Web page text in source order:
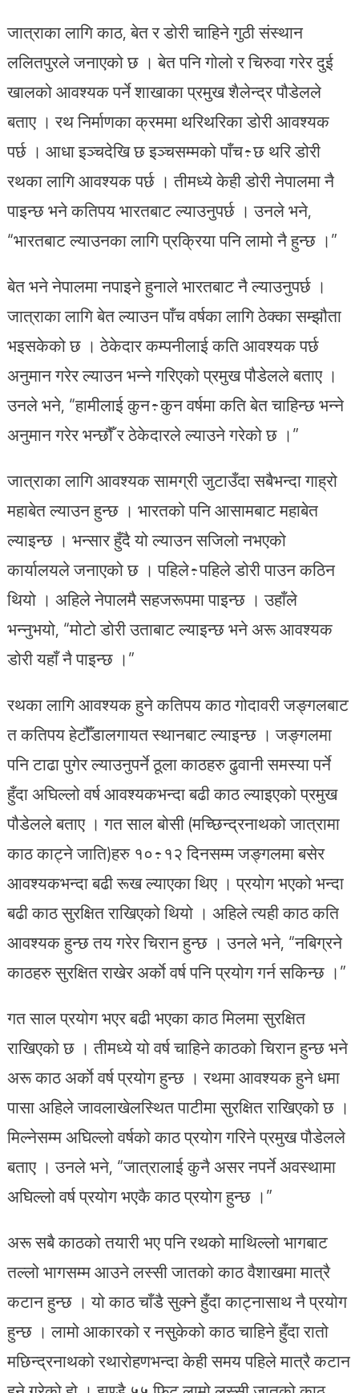
जात्राका लागि काठ, बेत र डोरी चाहिने गुठी संस्थान
ललितपुरले जनाएको छ । बेत पनि गोलो र चिरुवा गरेर दुई
खालको आवश्यक पर्ने शाखाका प्रमुख शैलेन्द्र पौडेलले
बताए । रथ निर्माणका क्रममा थरिथरिका डोरी आवश्यक
पर्छ । आधा इञ्चदेखि छ इञ्चसम्मको पाँच÷छ थरि डोरी
रथका लागि आवश्यक पर्छ । तीमध्ये केही डोरी नेपालमा नै
पाइन्छ भने कतिपय भारतबाट ल्याउनुपर्छ । उनले भने,
“भारतबाट ल्याउनका लागि प्रक्रिया पनि लामो नै हुन्छ ।”
बेत भने नेपालमा नपाइने हुनाले भारतबाट नै ल्याउनुपर्छ ।
जात्राका लागि बेत ल्याउन पाँच वर्षका लागि ठेक्का सम्झौता
भइसकेको छ । ठेकेदार कम्पनीलाई कति आवश्यक पर्छ
अनुमान गरेर ल्याउन भन्ने गरिएको प्रमुख पौडेलले बताए ।
उनले भने, “हामीलाई कुन÷कुन वर्षमा कति बेत चाहिन्छ भन्ने
अनुमान गरेर भन्छौँ र ठेकेदारले ल्याउने गरेको छ ।”
जात्राका लागि आवश्यक सामग्री जुटाउँदा सबैभन्दा गाह्रो
महाबेत ल्याउन हुन्छ । भारतको पनि आसामबाट महाबेत
ल्याइन्छ । भन्सार हुँदै यो ल्याउन सजिलो नभएको
कार्यालयले जनाएको छ । पहिले÷पहिले डोरी पाउन कठिन
थियो । अहिले नेपालमै सहजरूपमा पाइन्छ । उहाँले
भन्नुभयो, “मोटो डोरी उताबाट ल्याइन्छ भने अरू आवश्यक
डोरी यहाँ नै पाइन्छ ।”
रथका लागि आवश्यक हुने कतिपय काठ गोदावरी जङ्गलबाट
त कतिपय हेटौँडालगायत स्थानबाट ल्याइन्छ । जङ्गलमा
पनि टाढा पुगेर ल्याउनुपर्ने ठूला काठहरु ढुवानी समस्या पर्ने
हुँदा अघिल्लो वर्ष आवश्यकभन्दा बढी काठ ल्याइएको प्रमुख
पौडेलले बताए । गत साल बोसी (मच्छिन्द्रनाथको जात्रामा
काठ काट्ने जाति)हरु १०÷१२ दिनसम्म जङ्गलमा बसेर
आवश्यकभन्दा बढी रूख ल्याएका थिए । प्रयोग भएको भन्दा
बढी काठ सुरक्षित राखिएको थियो । अहिले त्यही काठ कति
आवश्यक हुन्छ तय गरेर चिरान हुन्छ । उनले भने, “नबिग्रने
काठहरु सुरक्षित राखेर अर्काे वर्ष पनि प्रयोग गर्न सकिन्छ ।”
गत साल प्रयोग भएर बढी भएका काठ मिलमा सुरक्षित
राखिएको छ । तीमध्ये यो वर्ष चाहिने काठको चिरान हुन्छ भने
अरू काठ अर्काे वर्ष प्रयोग हुन्छ । रथमा आवश्यक हुने धमा
पासा अहिले जावलाखेलस्थित पाटीमा सुरक्षित राखिएको छ ।
मिल्नेसम्म अघिल्लो वर्षको काठ प्रयोग गरिने प्रमुख पौडेलले
बताए । उनले भने, “जात्रालाई कुनै असर नपर्ने अवस्थामा
अघिल्लो वर्ष प्रयोग भएकै काठ प्रयोग हुन्छ ।”
अरू सबै काठको तयारी भए पनि रथको माथिल्लो भागबाट
तल्लो भागसम्म आउने लस्सी जातको काठ वैशाखमा मात्रै
कटान हुन्छ । यो काठ चाँडै सुक्ने हुँदा काट्नासाथ नै प्रयोग
हुन्छ । लामो आकारको र नसुकेको काठ चाहिने हुँदा रातो
मछिन्द्रनाथको रथारोहणभन्दा केही समय पहिले मात्रै कटान